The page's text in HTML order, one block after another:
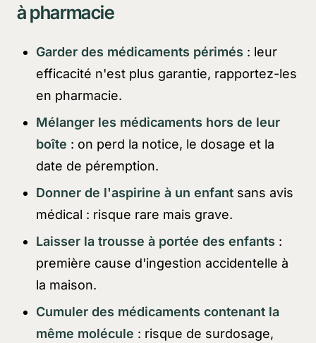
à pharmacie
Garder des médicaments périmés : leur
efficacité n'est plus garantie, rapportez-les
en pharmacie.
Mélanger les médicaments hors de leur
boîte : on perd la notice, le dosage et la
date de péremption.
Donner de l'aspirine à un enfant sans avis
médical : risque rare mais grave.
Laisser la trousse à portée des enfants :
première cause d'ingestion accidentelle à
la maison.
Cumuler des médicaments contenant la
même molécule : risque de surdosage,